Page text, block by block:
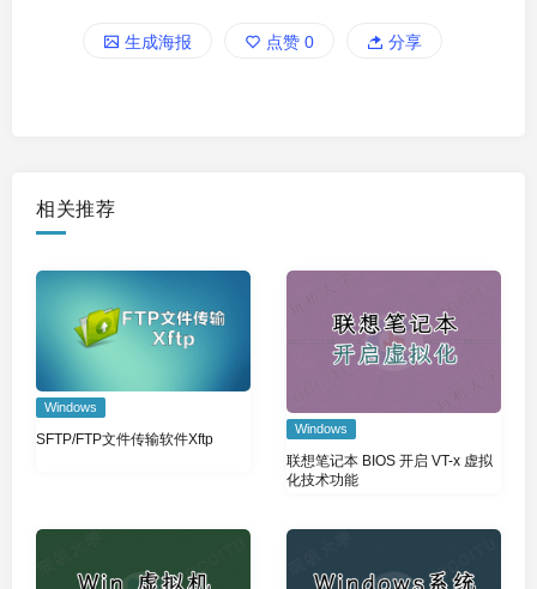
生成海报 点赞 0 分享
相关推荐
Windows
SFTP/FTP文件传输软件Xftp
Windows
联想笔记本 BIOS 开启 VT-x 虚拟
化技术功能